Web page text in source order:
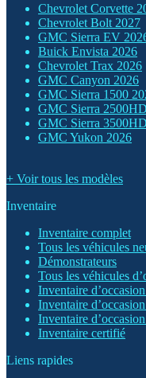
Chevrolet Corvette
Chevrolet Bolt 2027
GMC Sierra EV
Buick Envista 2026
Chevrolet Trax 2026
GMC Canyon 2026
GMC Sierra 1500
GMC Sierra
GMC Sierra
GMC Yukon 2026
+ Voir tous les modèles
Inventaire
Inventaire complet
Tous les véhicules
Démonstrateurs
Tous les véhicules
Inventaire
Inventaire
Inventaire
Inventaire certifié
Liens rapides